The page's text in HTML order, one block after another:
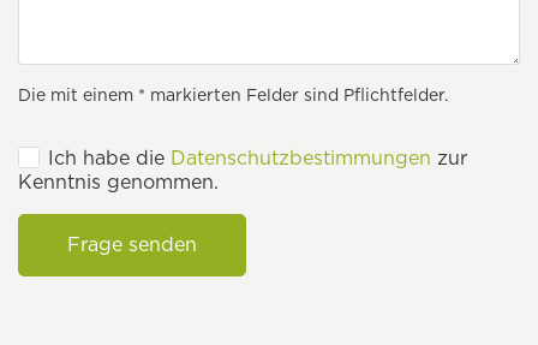
Die mit einem * markierten Felder sind Pflichtfelder.
Ich habe die Datenschutzbestimmungen zur
Kenntnis genommen.
Frage senden